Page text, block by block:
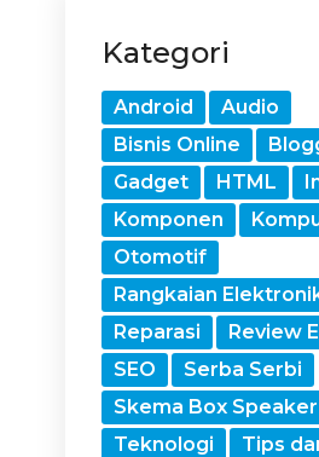
Kategori
Android
Audio
Bisnis Online
Gadget
HTML
Komponen
Otomotif
Rangkaian
Reparasi
Review
SEO
Serba Serbi
Skema Box Speaker
Teknologi
Tips